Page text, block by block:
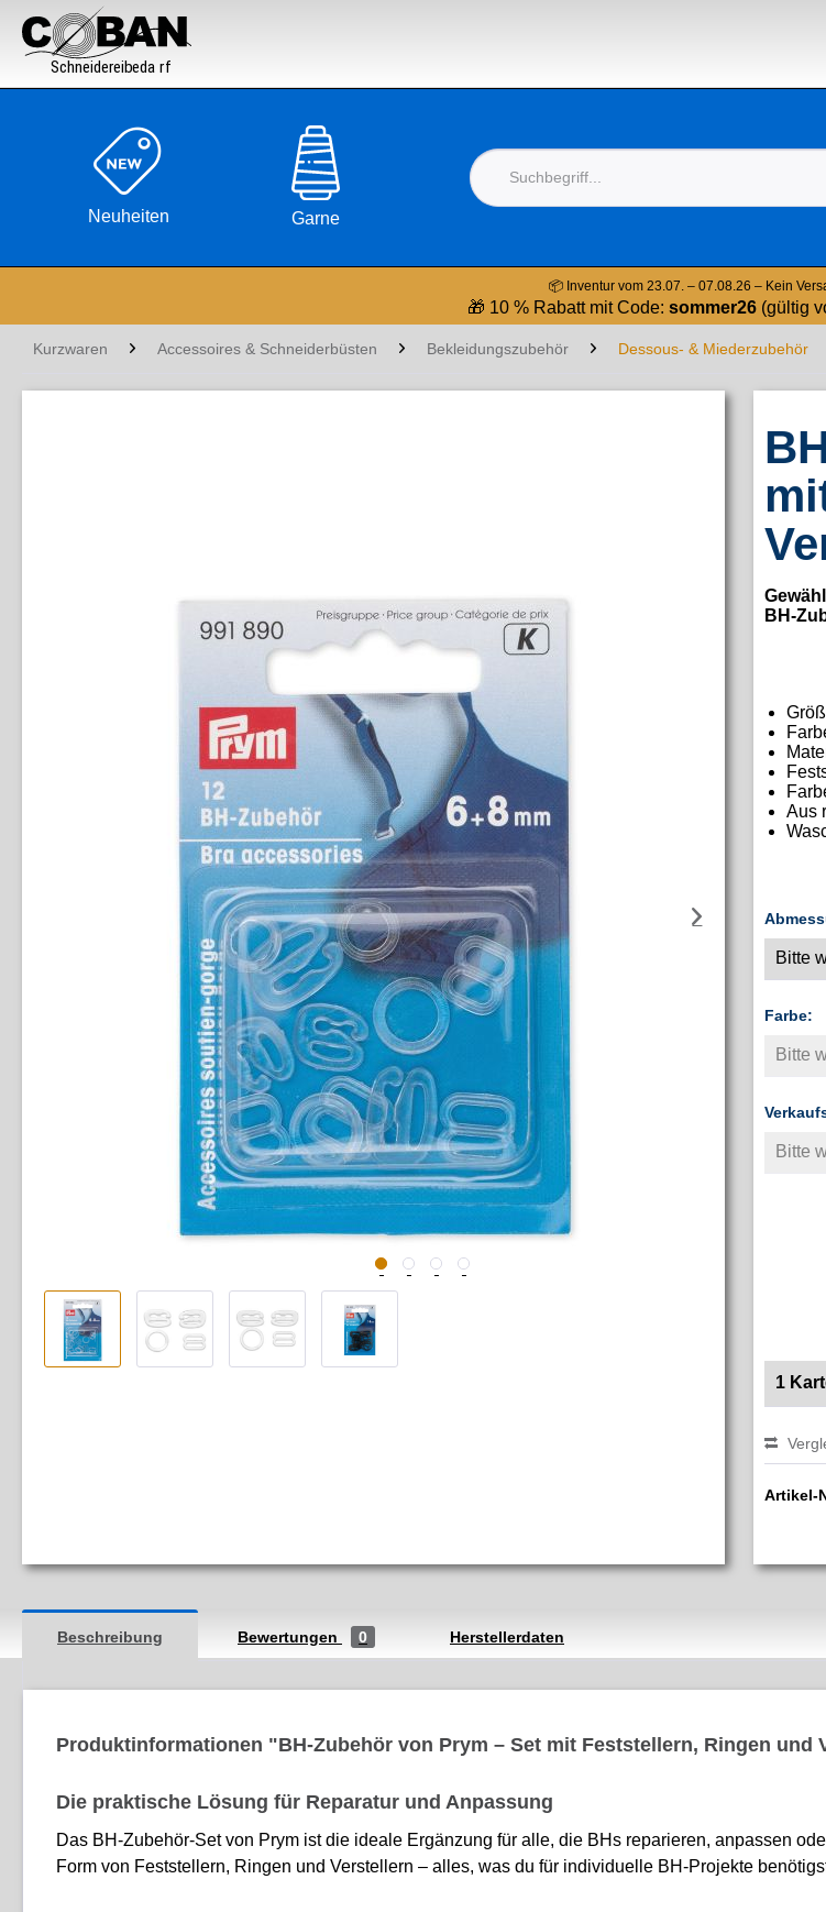

Neuheiten Garne
📦 Inventur vom 23.07. – 07.08.26 – Kein
🎁 10 % Rabatt mit Code: sommer26(gültig
Kurzwaren Accessoires & Schneiderbüsten Bekleidungszubehör Dessous- & Miederzubehör
BH-
Aus
Farbe:
Artikel-
Beschreibung Bewertungen 0 Herstellerdaten
Produktinformationen "BH-Zubehör von Prym – Set mit Feststellern, Ringen und
Die praktische Lösung für Reparatur und Anpassung
Das BH-Zubehör-Set von Prym ist die ideale Ergänzung für alle, die BHs reparieren, anpassen
Form von Feststellern, Ringen und Verstellern – alles, was du für individuelle BH-Projekte